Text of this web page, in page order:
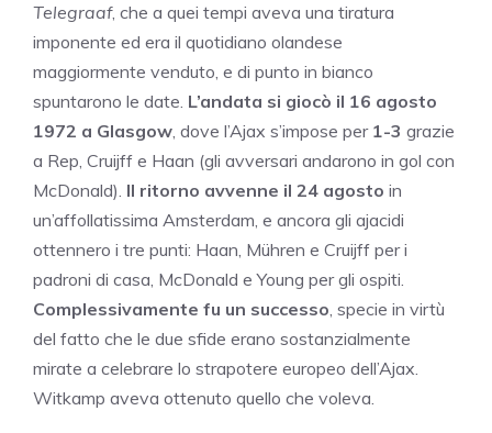
Telegraaf, che a quei tempi aveva una tiratura
imponente ed era il quotidiano olandese
maggiormente venduto, e di punto in bianco
spuntarono le date. L’andata si giocò il 16 agosto
1972 a Glasgow, dove l’Ajax s’impose per 1-3 grazie
a Rep, Cruijff e Haan (gli avversari andarono in gol con
McDonald). Il ritorno avvenne il 24 agosto in
un’affollatissima Amsterdam, e ancora gli ajacidi
ottennero i tre punti: Haan, Mühren e Cruijff per i
padroni di casa, McDonald e Young per gli ospiti.
Complessivamente fu un successo, specie in virtù
del fatto che le due sfide erano sostanzialmente
mirate a celebrare lo strapotere europeo dell’Ajax.
Witkamp aveva ottenuto quello che voleva.